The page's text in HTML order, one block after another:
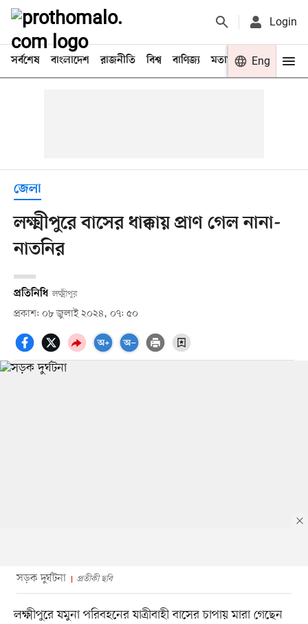
Login
সর্বশেষ বাংলাদেশ রাজনীতি বিশ্ব বাণিজ্য মতামত খেলা
Eng
জেলা
লক্ষ্মীপুরে বাসের ধাক্কায় প্রাণ গেল নানা-
নাতনির
প্রতিনিধি লক্ষ্মীপুর
প্রকাশ: ০৮ জুলাই ২০২৪, ০৭: ৫০
সড়ক দুর্ঘটনা প্রতীকী ছবি
লক্ষ্মীপুরে যমুনা পরিবহনের যাত্রীবাহী বাসের চাপায় মারা গেছেন